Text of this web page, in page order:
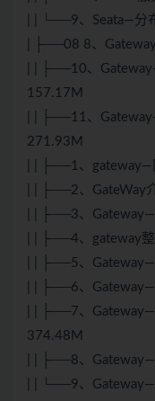
| | └──9、Seata—分
| ├──08 8、Gateway
| | ├──10、
157.17M
| | ├──11、
271.93M
| | ├──1、
| | ├──2、GateWay
| | ├──3、
| | ├──4、gateway
| | ├──5、
| | ├──6、
| | ├──7、
374.48M
| | ├──8、
| | └──9、